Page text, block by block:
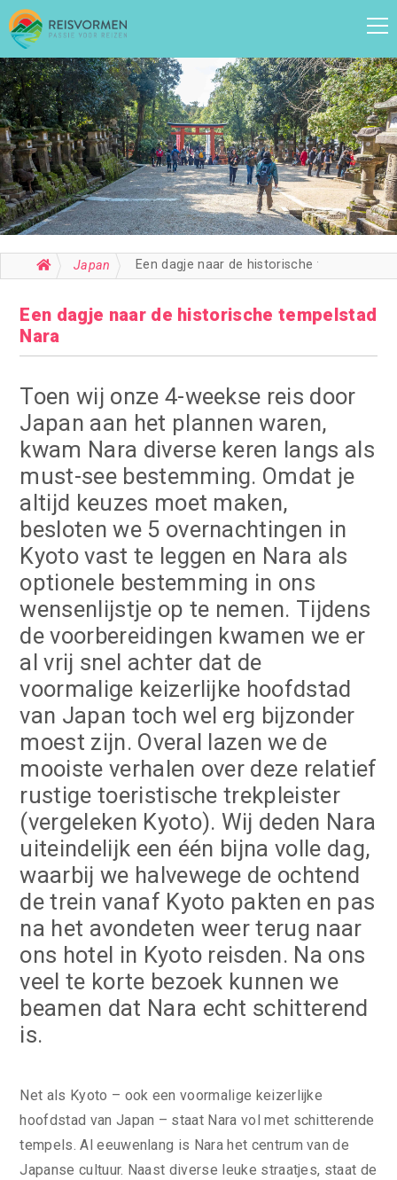
Japan
Een dagje naar de historische tempelstad
Nara
Toen wij onze 4-weekse reis door
Japan aan het plannen waren,
kwam Nara diverse keren langs als
must-see bestemming. Omdat je
altijd keuzes moet maken,
besloten we 5 overnachtingen in
Kyoto vast te leggen en Nara als
optionele bestemming in ons
wensenlijstje op te nemen. Tijdens
de voorbereidingen kwamen we er
al vrij snel achter dat de
voormalige keizerlijke hoofdstad
van Japan toch wel erg bijzonder
moest zijn. Overal lazen we de
mooiste verhalen over deze relatief
rustige toeristische trekpleister
(vergeleken Kyoto). Wij deden Nara
uiteindelijk een één bijna volle dag,
waarbij we halvewege de ochtend
de trein vanaf Kyoto pakten en pas
na het avondeten weer terug naar
ons hotel in Kyoto reisden. Na ons
veel te korte bezoek kunnen we
beamen dat Nara echt schitterend
is.
Net als Kyoto – ook een voormalige keizerlijke
hoofdstad van Japan – staat Nara vol met schitterende
tempels. Al eeuwenlang is Nara het centrum van de
Japanse cultuur. Naast diverse leuke straatjes, staat de